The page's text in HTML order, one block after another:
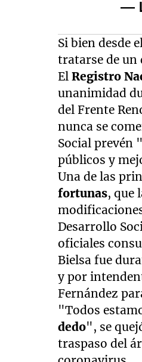
—
Si bien desde
tratarse de
ElRegistro
unanimidad
del Frente
nunca se
Social prevén
públicos y
Una de las
fortunas, que
Desarrollo
oficiales
Bielsa fue
y por
Fernández
"Todos
dedo", se
traspaso del